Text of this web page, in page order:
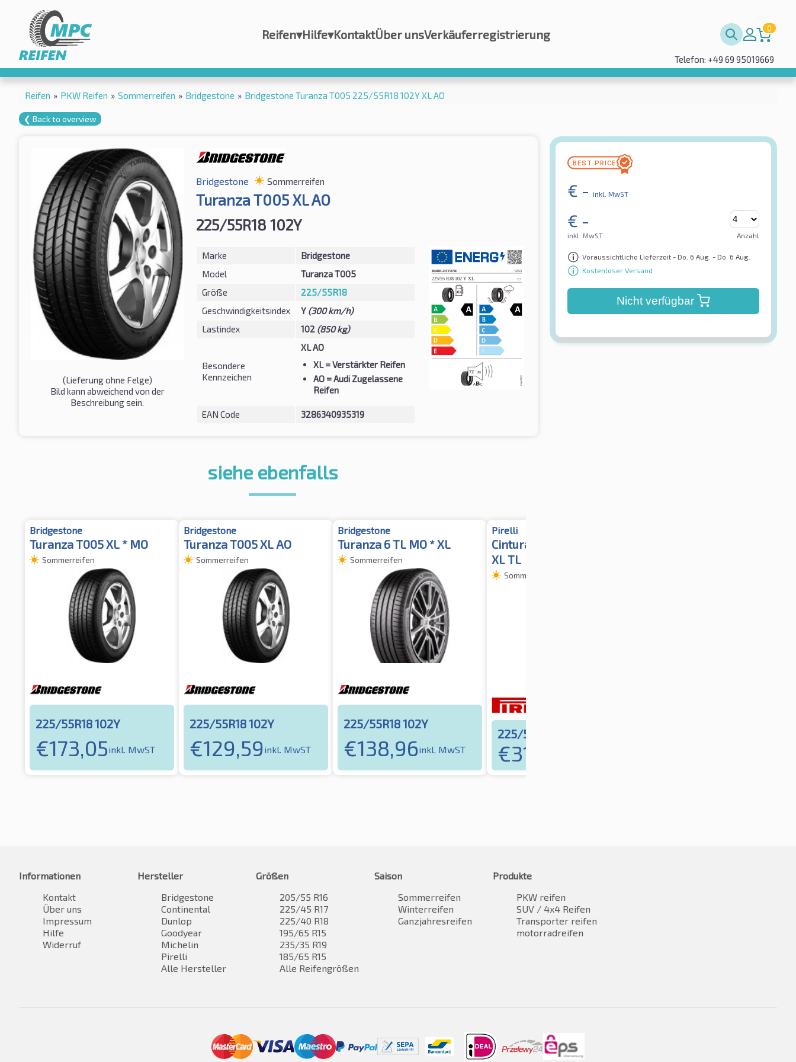
Reifen▾Hilfe▾KontaktÜber unsVerkäuferregistrierung 0
Telefon: +49 69 95019669
Reifen » PKW Reifen » Sommerreifen » Bridgestone » Bridgestone Turanza T005 225/55R18 102Y XL AO
❮ Back to overview
(Lieferung ohne Felge)
Bild kann abweichend von der
Beschreibung sein.
Bridgestone Sommerreifen
Turanza T005 XL AO
225/55R18 102Y
Marke
Bridgestone
Model
Turanza T005
Größe
225/55R18
Geschwindigkeitsindex
Y (300 km/h)
Lastindex
102 (850 kg)
Besondere
Kennzeichen
XL AO
XL= Verstärkter Reifen
AO= Audi Zugelassene
Reifen
EAN Code 3286340935319
€ - inkl. MwST
€ -
inkl. MwST Anzahl
Voraussichtliche Lieferzeit - Do. 6 Aug. - Do. 6 Aug.
Kostenloser Versand
Nicht verfügbar
siehe ebenfalls
Bridgestone
Turanza T005 XL * MO
Sommerreifen
225/55R18 102Y
€173,05inkl. MwST
Bridgestone
Turanza T005 XL AO
Sommerreifen
225/55R18 102Y
€129,59inkl. MwST
Bridgestone
Turanza 6 TL MO * XL
Sommerreifen
225/55R18 102Y
€138,96inkl. MwST
Pirelli
Cinturato P7 (P7C2) * MO
XL TL
Sommerreifen
225/55R18 102Y
€318,10
Informationen
Kontakt
Über uns
Impressum
Hilfe
Widerruf
Hersteller
Bridgestone
Continental
Dunlop
Goodyear
Michelin
Pirelli
Alle Hersteller
Größen
205/55 R16
225/45 R17
225/40 R18
195/65 R15
235/35 R19
185/65 R15
Alle Reifengrößen
Saison
Sommerreifen
Winterreifen
Ganzjahresreifen
Produkte
PKW reifen
SUV / 4x4 Reifen
Transporter reifen
motorradreifen